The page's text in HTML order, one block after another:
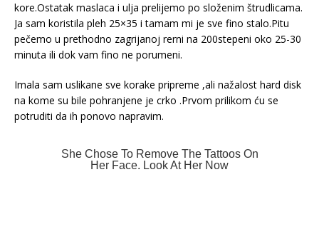
kore.Ostatak maslaca i ulja prelijemo po složenim štrudlicama.
Ja sam koristila pleh 25×35 i tamam mi je sve fino stalo.Pitu
pečemo u prethodno zagrijanoj rerni na 200stepeni oko 25-30
minuta ili dok vam fino ne porumeni.
Imala sam uslikane sve korake pripreme ,ali nažalost hard disk
na kome su bile pohranjene je crko .Prvom prilikom ću se
potruditi da ih ponovo napravim.